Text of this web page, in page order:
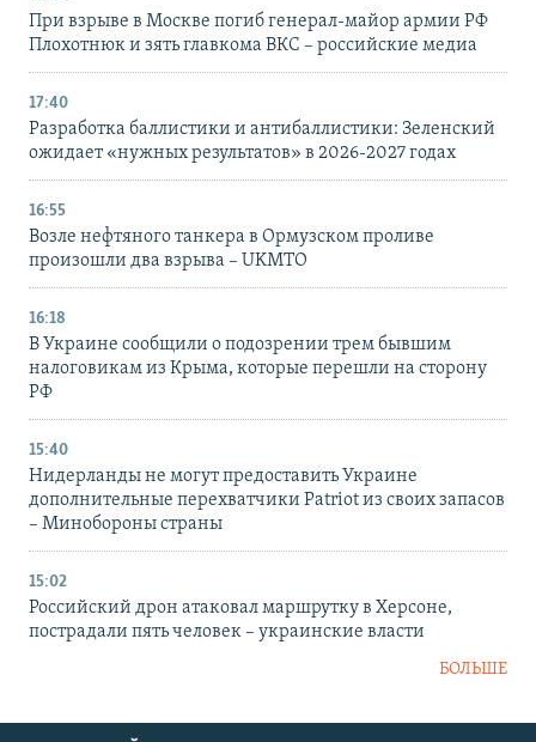
При взрыве в Москве погиб генерал-майор армии РФ
Плохотнюк и зять главкома ВКС – российские медиа
17:40
Разработка баллистики и антибаллистики: Зеленский
ожидает «нужных результатов» в 2026-2027 годах
16:55
Возле нефтяного танкера в Ормузском проливе
произошли два взрыва – UKMTO
16:18
В Украине сообщили о подозрении трем бывшим
налоговикам из Крыма, которые перешли на сторону
РФ
15:40
Нидерланды не могут предоставить Украине
дополнительные перехватчики Patriot из своих запасов
– Минобороны страны
15:02
Российский дрон атаковал маршрутку в Херсоне,
пострадали пять человек – украинские власти
БОЛЬШЕ